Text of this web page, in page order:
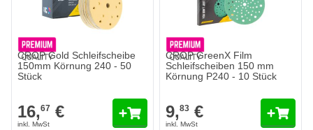
CROP Gold Schleifscheibe
150mm Körnung 240 - 50
Stück
16,67 €
CROP GreenX Film
Schleifscheiben 150 mm
Körnung P240 - 10 Stück
9,83 €